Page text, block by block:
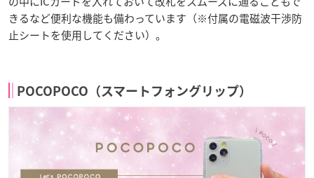
きるなど便利な機能も備わっています（※付属の電磁波干渉防
止シートを使用してください）。
POCOPOCO（スマートフォングリップ）